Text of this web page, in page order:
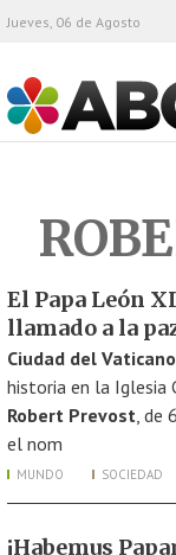
ABC
Jueves, 06 de Agosto
El Papa León
llamado a la
Ciudad del
historia en la Iglesia
Robert Prevost, de
el nom
MUNDO SOCIEDAD
¡Habemus